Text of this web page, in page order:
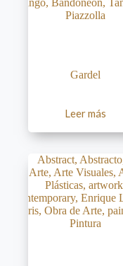
Gardel
Leer más